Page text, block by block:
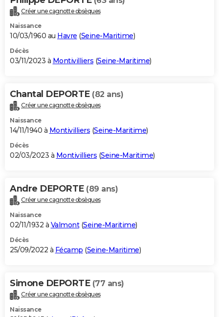
Créer une cagnotte obsèques
Naissance
10/03/1960 au Havre (Seine-Maritime)
Décès
03/11/2023 à Montivilliers (Seine-Maritime)
Chantal DEPORTE (82 ans)
Créer une cagnotte obsèques
Naissance
14/11/1940 à Montivilliers (Seine-Maritime)
Décès
02/03/2023 à Montivilliers (Seine-Maritime)
Andre DEPORTE (89 ans)
Créer une cagnotte obsèques
Naissance
02/11/1932 à Valmont(Seine-Maritime)
Décès
25/09/2022 à Fécamp (Seine-Maritime)
Simone DEPORTE (77 ans)
Créer une cagnotte obsèques
Naissance